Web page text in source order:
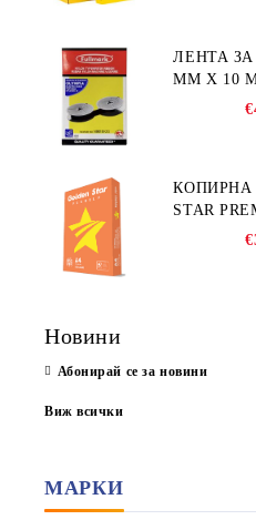
ЛЕНТА
MM X 10
КОПИРНА
STAR
Новини
Абонирай се за новини
Виж всички
МАРКИ